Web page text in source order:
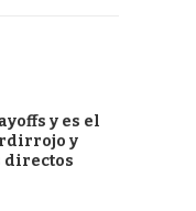
y es el
y
directos